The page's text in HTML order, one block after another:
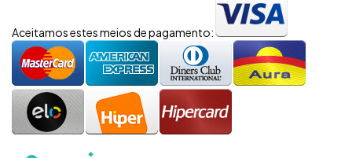
Aceitamos estes meios de pagamento: